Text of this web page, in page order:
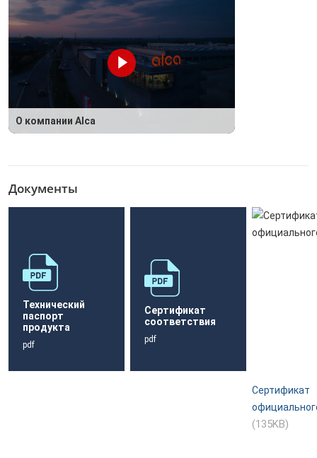
О компании Alca
Документы
Технический
паспорт
продукта
pdf
Сертификат
соответствия
pdf
Сертификат
(135KB)